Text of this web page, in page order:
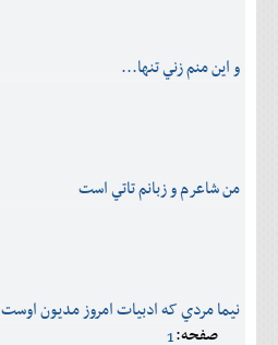
و اين منم زني تنها...
من شاعرم و زبانم تاتي است
نيما مردي که ادبيات امروز مديون اوست
صفحه:1